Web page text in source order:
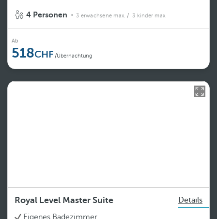
4 Personen 3 erwachsene max. / 3 kinder max.
Ab
518 /Übernachtung
Royal Level Master Suite
Details
Eigenes Badezimmer